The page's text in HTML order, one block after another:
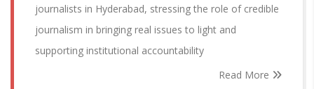
journalists in Hyderabad, stressing the role of credible
journalism in bringing real issues to light and
supporting institutional accountability
Read More